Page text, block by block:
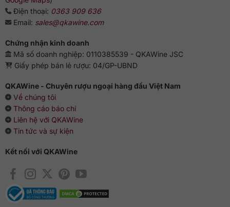
Điện thoại: 0363 909 636
Email: sales@qkawine.com
Chứng nhận kinh doanh
Mã số doanh nghiệp: 0110385539 - QKAWine JSC
Giấy phép bán lẻ rượu: 04/GP-UBND
QKAWine - Chuyên rượu ngoại hàng đầu Việt Nam
Về chúng tôi
Thông cáo báo chí
Liên hệ với QKAWine
Tin tức và sự kiện
Kết nối với QKAWine